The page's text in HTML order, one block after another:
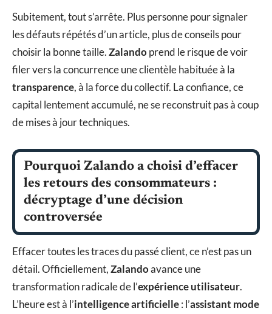
Subitement, tout s’arrête. Plus personne pour signaler
les défauts répétés d’un article, plus de conseils pour
choisir la bonne taille.Zalandoprend le risque de voir
filer vers la concurrence une clientèle habituée à la
transparence, à la force du collectif. La confiance, ce
capital lentement accumulé, ne se reconstruit pas à coup
de mises à jour techniques.
Pourquoi Zalando a choisi d’effacer
les retours des consommateurs :
décryptage d’une décision
controversée
Effacer toutes les traces du passé client, ce n’est pas un
détail. Officiellement,Zalandoavance une
transformation radicale de l’expérience utilisateur.
L’heure est à l’intelligence artificielle: l’assistant mode